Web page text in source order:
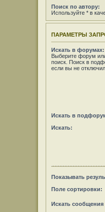
Поиск по автору:
Используйте * в
ПАРАМЕТРЫ
Искать в форумах:
Выберите форум
поиск. Поиск в
если вы не
Искать в
Искать:
Показывать
Поле сортировки:
Искать сообщения